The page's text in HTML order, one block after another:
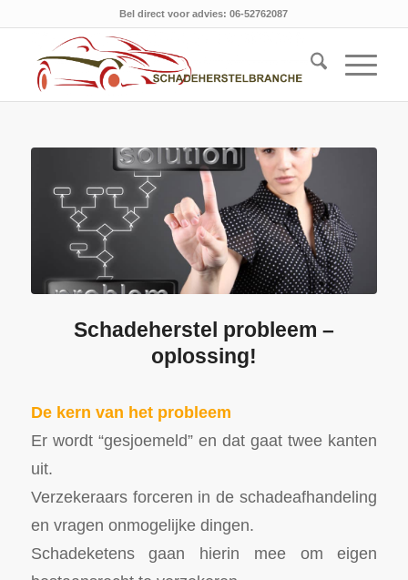
Bel direct voor advies: 06-52762087
Schadeherstel probleem –
oplossing!
De kern van het probleem
Er wordt “gesjoemeld” en dat gaat twee kanten
uit.
Verzekeraars forceren in de schadeafhandeling
en vragen onmogelijke dingen.
Schadeketens gaan hierin mee om eigen